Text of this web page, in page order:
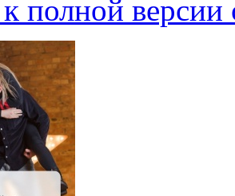
полной версии